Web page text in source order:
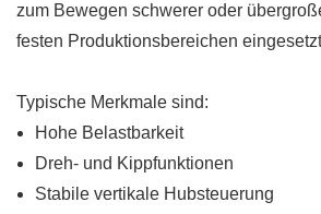
zum Bewegen schwerer oder
festen Produktionsbereichen
Typische Merkmale sind:
Hohe Belastbarkeit
Dreh- und Kippfunktionen
Stabile vertikale Hubsteuerung